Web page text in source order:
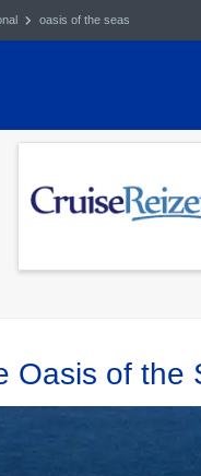
oasis of the seas
Oasis of the